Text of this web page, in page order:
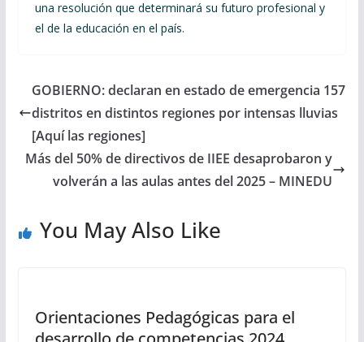
una resolución que determinará su futuro profesional y
el de la educación en el país.
GOBIERNO: declaran en estado de emergencia 157
distritos en distintos regiones por intensas lluvias
[Aquí las regiones]
Más del 50% de directivos de IIEE desaprobaron y
volverán a las aulas antes del 2025 – MINEDU
You May Also Like
Orientaciones Pedagógicas para el